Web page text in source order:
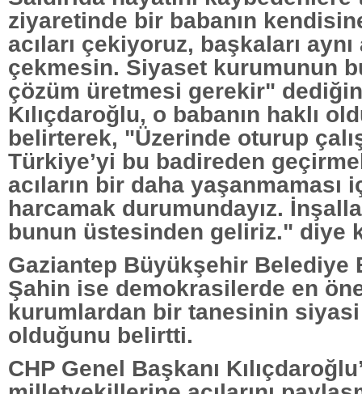
ziyaretinde bir babanın
acıları çekiyoruz, başkaları aynı
çekmesin. Siyaset kurumunun
çözüm üretmesi gerekir"
Kılıçdaroğlu, o babanın haklı
belirterek, "Üzerinde oturup
Türkiye’yi bu badireden
acıların bir daha yaşanmaması
harcamak durumundayız.
bunun üstesinden geliriz." diye
Gaziantep Büyükşehir Belediye
Şahin ise demokrasilerde en
kurumlardan bir tanesinin
olduğunu belirtti.
CHP Genel Başkanı